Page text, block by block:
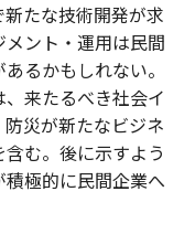
たな技術開発が求
ント・運用は民間
るかもしれない。
来たるべき社会イ
災が新たなビジネ
む。後に示すよう
極的に民間企業へ